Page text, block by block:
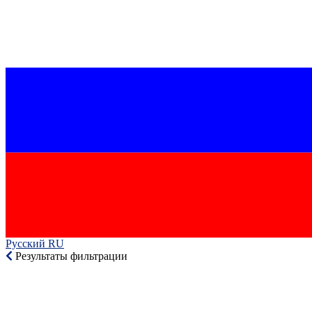
Русский RU‎
Результаты фильтрации